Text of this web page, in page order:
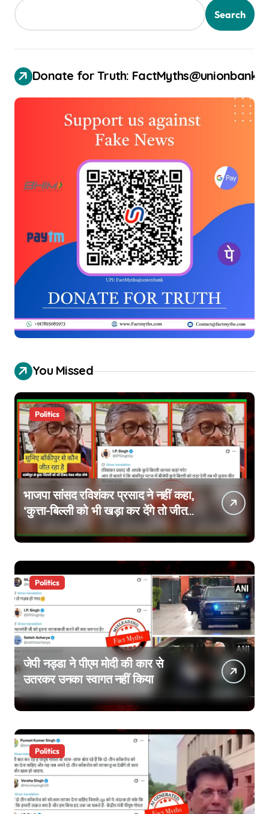
Search
Donate for Truth: FactMyths@unionbank
You Missed
Politics
भाजपा सांसद रविशंकर प्रसाद ने नहीं कहा,
‘कुत्ता-बिल्ली को भी खड़ा कर देंगे तो जीत
जाएंगे’, वायरल वीडियो एडिटेड है
Politics
जेपी नड्डा ने पीएम मोदी की कार से
उतरकर उनका स्वागत नहीं किया
Politics